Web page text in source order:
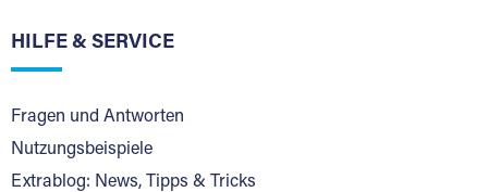
HILFE & SERVICE
Fragen und Antworten
Nutzungsbeispiele
Extrablog: News, Tipps & Tricks